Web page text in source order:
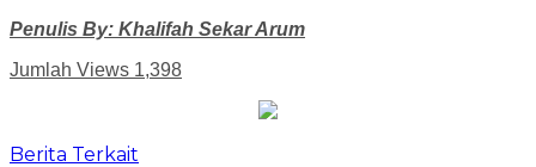
Penulis By: Khalifah Sekar Arum
Jumlah Views 1,398
Berita Terkait